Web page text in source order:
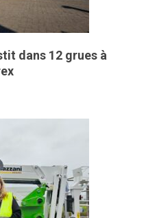
dans 12 grues à